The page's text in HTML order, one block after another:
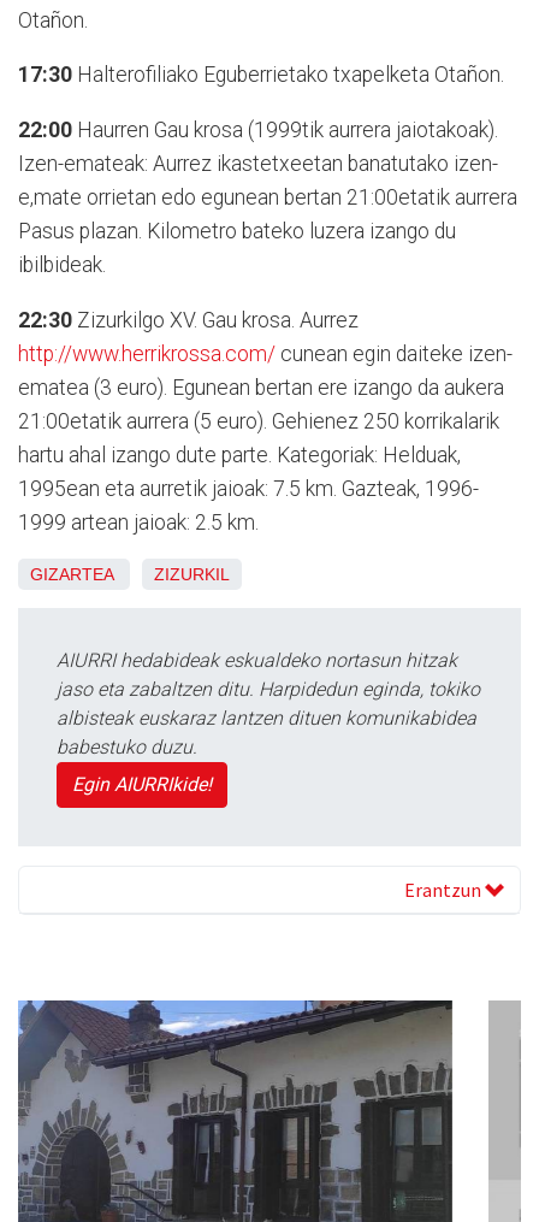
Otañon.
17:30 Halterofiliako Eguberrietako txapelketa Otañon.
22:00 Haurren Gau krosa (1999tik aurrera jaiotakoak).
Izen-emateak: Aurrez ikastetxeetan banatutako izen-
e,mate orrietan edo egunean bertan 21:00etatik aurrera
Pasus plazan. Kilometro bateko luzera izango du
ibilbideak.
22:30 Zizurkilgo XV. Gau krosa. Aurrez
http://www.herrikrossa.com/ cunean egin daiteke izen-
ematea (3 euro). Egunean bertan ere izango da aukera
21:00etatik aurrera (5 euro). Gehienez 250 korrikalarik
hartu ahal izango dute parte. Kategoriak: Helduak,
1995ean eta aurretik jaioak: 7.5 km. Gazteak, 1996-
1999 artean jaioak: 2.5 km.
GIZARTEA ZIZURKIL
AIURRI hedabideak eskualdeko nortasun hitzak
jaso eta zabaltzen ditu. Harpidedun eginda, tokiko
albisteak euskaraz lantzen dituen komunikabidea
babestuko duzu.
Egin AIURRIkide!
Erantzun